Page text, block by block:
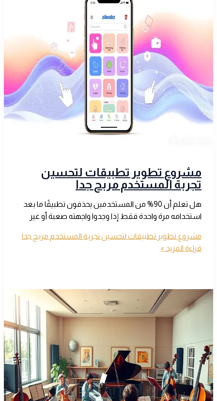
مشروع تطوير تطبيقات لتحسين
تجربة المستخدم مربح جدا
هل تعلم أن 90% من المستخدمين يحذفون تطبيقًا ما بعد
استخدامه مرة واحدة فقط إذا وجدوا واجهته صعبة أو غير
مشروع تطوير تطبيقات لتحسين تجربة المستخدم مربح جدا
قراءة المزيد »